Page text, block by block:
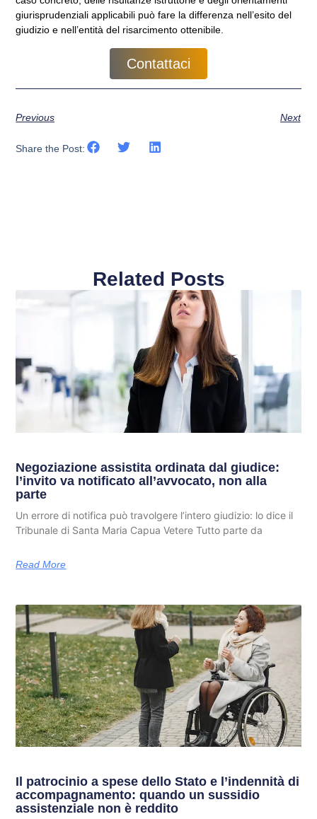
giurisprudenziali applicabili può fare la differenza nell’esito del
giudizio e nell’entità del risarcimento ottenibile.
Contattaci
Previous Next
Share the Post:
Related Posts
Negoziazione assistita ordinata dal giudice:
l’invito va notificato all’avvocato, non alla
parte
Un errore di notifica può travolgere l’intero giudizio: lo dice il
Tribunale di Santa Maria Capua Vetere Tutto parte da
Read More
Il patrocinio a spese dello Stato e l’indennità di
accompagnamento: quando un sussidio
assistenziale non è reddito